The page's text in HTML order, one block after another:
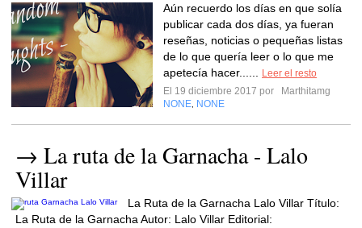
Aún recuerdo los días en que solía
publicar cada dos días, ya fueran
reseñas, noticias o pequeñas listas
de lo que quería leer o lo que me
apetecía hacer......
Leer el resto
El 19 diciembre 2017 por
Marthitamg
NONE NONE
→ La ruta de la Garnacha - Lalo
Villar
La Ruta de la Garnacha Lalo Villar Título:
La Ruta de la Garnacha Autor: Lalo Villar Editorial: